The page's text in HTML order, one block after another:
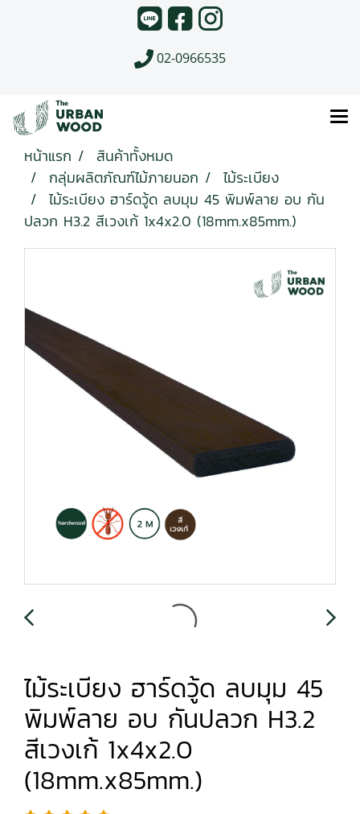
02-0966535
หน้าแรก
สินค้าทั้งหมด
กลุ่มผลิตภัณฑ์ไม้ภายนอก
ไม้ระเบียง
ไม้ระเบียง ฮาร์ดวู้ด ลบมุม 45 พิมพ์ลาย อบ กัน
ปลวก H3.2 สีเวงเก้ 1x4x2.0 (18mm.x85mm.)
ไม้ระเบียง ฮาร์ดวู้ด ลบมุม 45
พิมพ์ลาย อบ กันปลวก H3.2
สีเวงเก้ 1x4x2.0
(18mm.x85mm.)